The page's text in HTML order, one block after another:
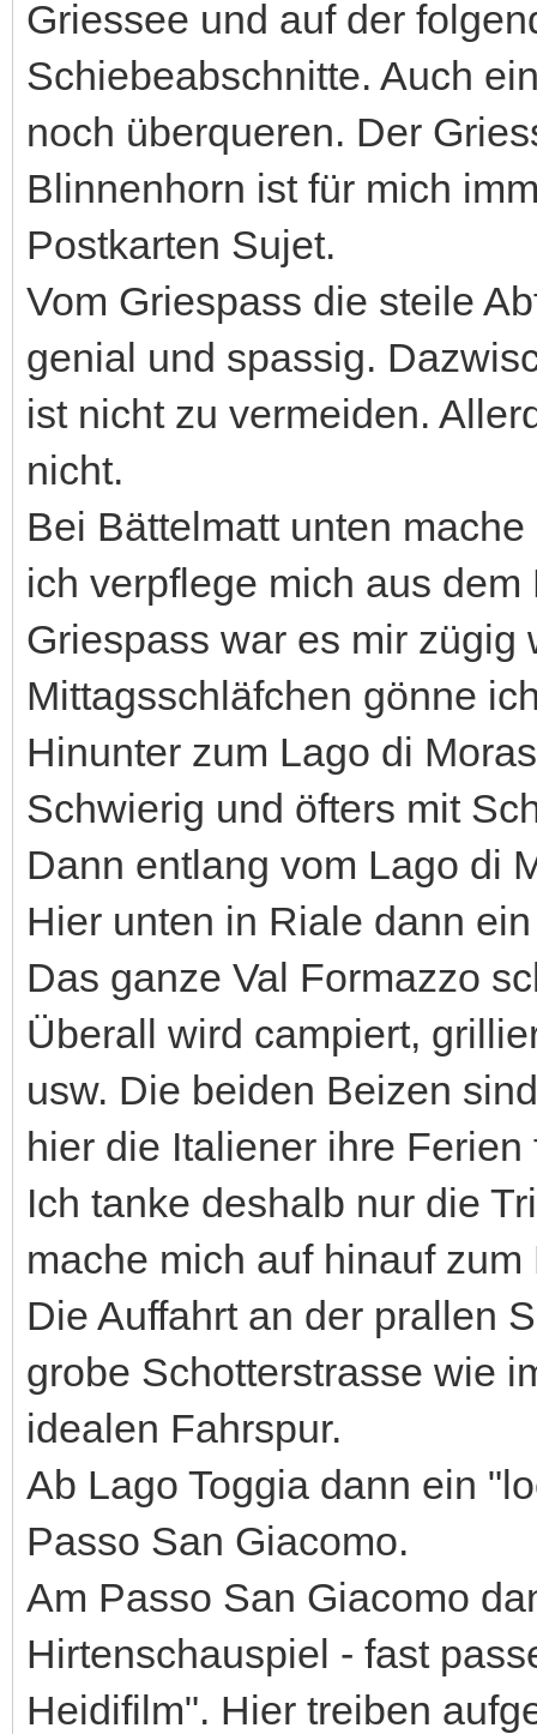
Griessee und auf der
Schiebeabschnitte. Auch
noch überqueren. Der
Blinnenhorn ist für mich
Postkarten Sujet.
Vom Griespass die steile
genial und spassig.
ist nicht zu vermeiden.
nicht.
Bei Bättelmatt unten
ich verpflege mich aus
Griespass war es mir zügig
Mittagsschläfchen gönne
Hinunter zum Lago di
Schwierig und öfters mit
Dann entlang vom Lago di
Hier unten in Riale dann
Das ganze Val Formazzo
Überall wird campiert,
usw. Die beiden Beizen
hier die Italiener ihre
Ich tanke deshalb nur die
mache mich auf hinauf zum
Die Auffahrt an der prallen
grobe Schotterstrasse wie
idealen Fahrspur.
Ab Lago Toggia dann ein
Passo San Giacomo.
Am Passo San Giacomo
Hirtenschauspiel - fast
Heidifilm". Hier treiben